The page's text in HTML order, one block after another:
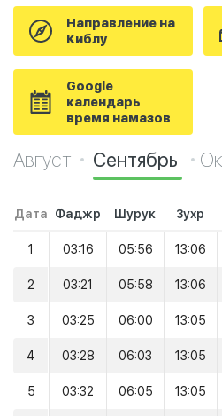
Направление на
Киблу
Google
календарь
время намазов
Август Сентябрь
Дата Фаджр Шурук Зухр
1 03:16 05:56 13:06
2 03:21 05:58 13:06
3 03:25 06:00 13:05
4 03:28 06:03 13:05
5 03:32 06:05 13:05